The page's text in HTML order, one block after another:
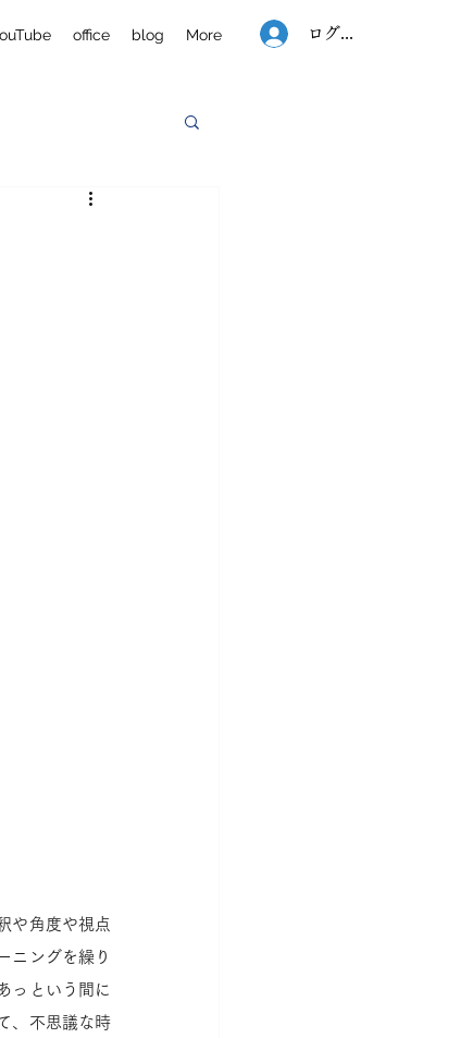
office blog More ログイン
や角度や視点
ニングを繰り
っという間に
、不思議な時